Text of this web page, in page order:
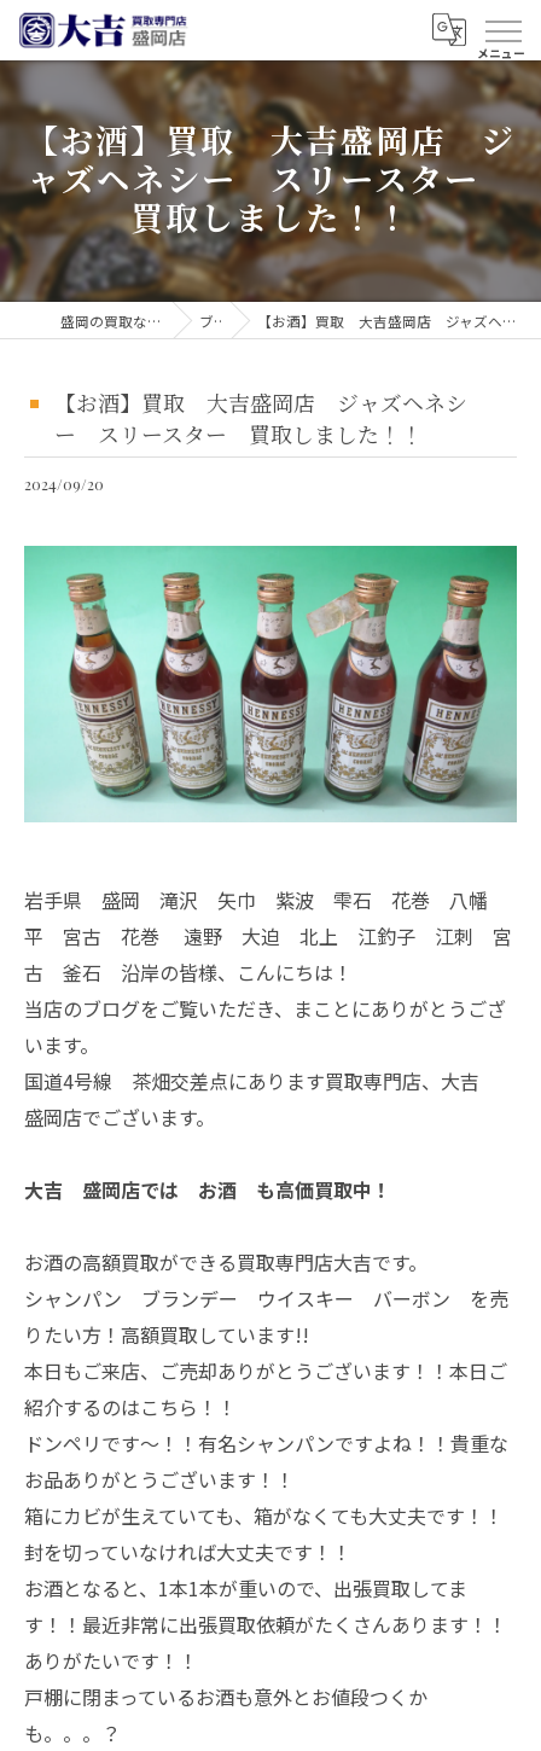
【お酒】買取 大吉盛岡店 ジ
ャズヘネシー スリースター
買取しました！！
盛岡の買取なら買取大吉 盛岡店 ブログ 【お酒】買取 大吉盛岡店 ジャズヘネシー スリースター 買取しました！！
【お酒】買取 大吉盛岡店 ジャズヘネシ
ー スリースター 買取しました！！
2024/09/20
岩手県 盛岡 滝沢 矢巾 紫波 雫石 花巻 八幡
平 宮古 花巻 遠野 大迫 北上 江釣子 江刺 宮
古 釜石 沿岸の皆様、こんにちは！
当店のブログをご覧いただき、まことにありがとうござ
います。
国道4号線 茶畑交差点にあります買取専門店、大吉
盛岡店でございます。
大吉 盛岡店では お酒 も高価買取中！
お酒の高額買取ができる買取専門店大吉です。
シャンパン ブランデー ウイスキー バーボン を売
りたい方！高額買取しています!!
本日もご来店、ご売却ありがとうございます！！本日ご
紹介するのはこちら！！
ドンペリです～！！有名シャンパンですよね！！貴重な
お品ありがとうございます！！
箱にカビが生えていても、箱がなくても大丈夫です！！
封を切っていなければ大丈夫です！！
お酒となると、1本1本が重いので、出張買取してま
す！！最近非常に出張買取依頼がたくさんあります！！
ありがたいです！！
戸棚に閉まっているお酒も意外とお値段つくか
も。。。？